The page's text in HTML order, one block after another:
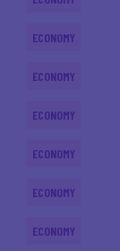
ECONOMY
ECONOMY
ECONOMY
ECONOMY
ECONOMY
ECONOMY